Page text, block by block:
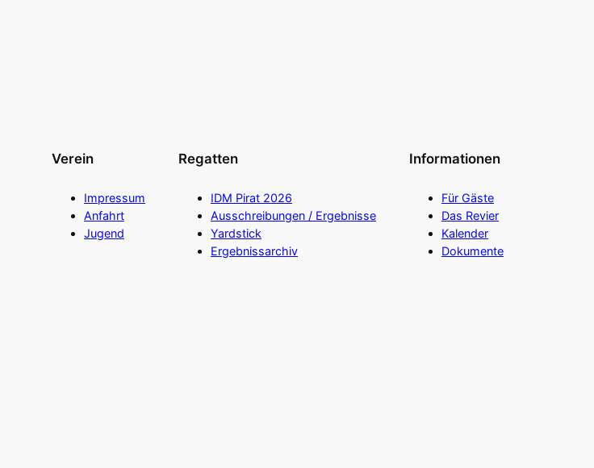
Verein
Impressum
Anfahrt
Jugend
Regatten
IDM Pirat 2026
Ausschreibungen / Ergebnisse
Yardstick
Ergebnissarchiv
Informationen
Für Gäste
Das Revier
Kalender
Dokumente